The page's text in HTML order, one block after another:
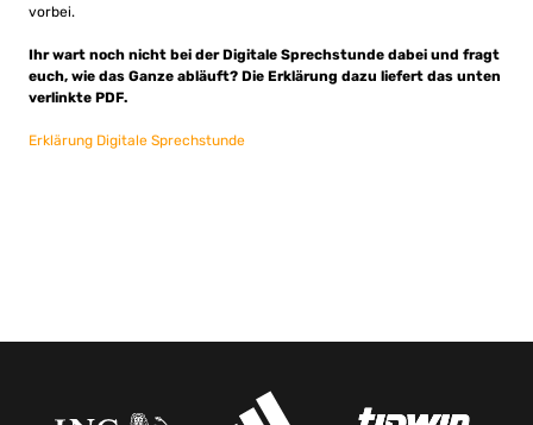
vorbei.
Ihr wart noch nicht bei der Digitale Sprechstunde dabei und fragt
euch, wie das Ganze abläuft? Die Erklärung dazu liefert das unten
verlinkte PDF.
Erklärung Digitale Sprechstunde